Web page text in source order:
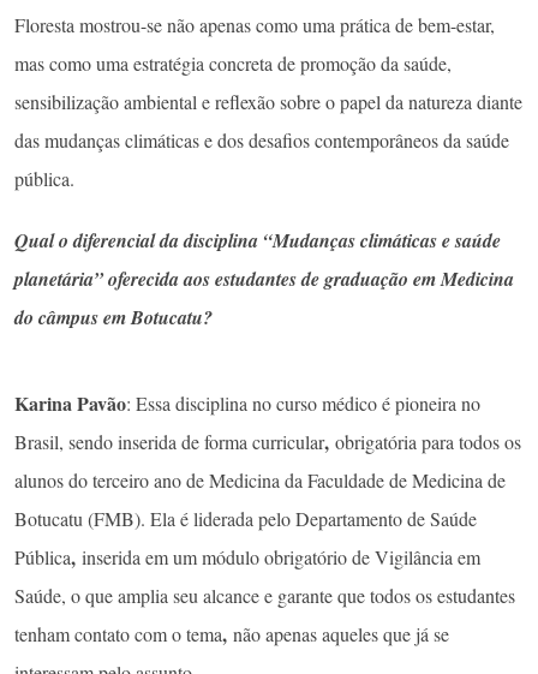
Floresta mostrou-se não apenas como uma prática de bem-estar,
mas como uma estratégia concreta de promoção da saúde,
sensibilização ambiental e reflexão sobre o papel da natureza diante
das mudanças climáticas e dos desafios contemporâneos da saúde
pública.
Qual o diferencial da disciplina “Mudanças climáticas e saúde
planetária” oferecida aos estudantes de graduação em Medicina
do câmpus em Botucatu?
Karina Pavão: Essa disciplina no curso médico é pioneira no
Brasil, sendo inserida de forma curricular, obrigatória para todos os
alunos do terceiro ano de Medicina da Faculdade de Medicina de
Botucatu (FMB). Ela é liderada pelo Departamento de Saúde
Pública, inserida em um módulo obrigatório de Vigilância em
Saúde, o que amplia seu alcance e garante que todos os estudantes
tenham contato com o tema, não apenas aqueles que já se